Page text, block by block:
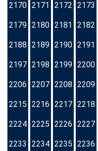
2170 2171 2172 2173
2179 2180 2181 2182
2188 2189 2190 2191
2197 2198 2199 2200
2206 2207 2208 2209
2215 2216 2217 2218
2224 2225 2226 2227
2233 2234 2235 2236